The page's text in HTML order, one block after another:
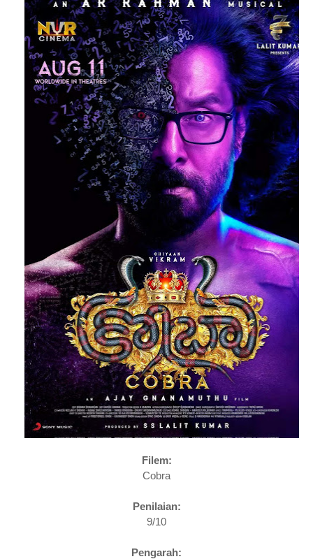
Filem:
Cobra
Penilaian:
9/10
Pengarah: